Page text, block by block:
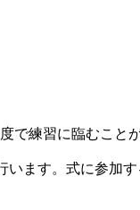
練習に臨むことが
ます。式に参加